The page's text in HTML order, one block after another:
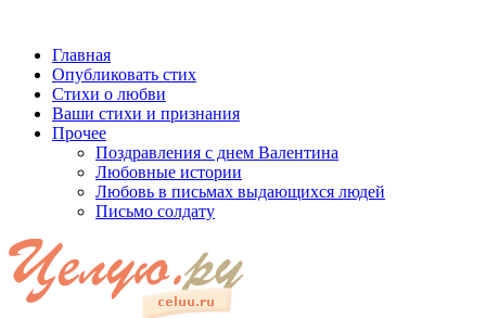
Главная
Опубликовать стих
Стихи о любви
Ваши стихи и признания
Прочее
Поздравления с днем Валентина
Любовные истории
Любовь в письмах выдающихся людей
Письмо солдату